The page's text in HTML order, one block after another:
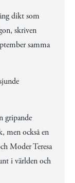
dikt som
skriven
samma
gripande
men också en
Moder Teresa
i världen och